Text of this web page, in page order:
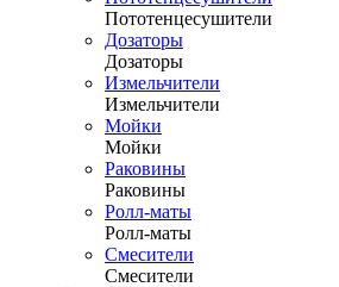
Пототенцесушители
Дозаторы
Дозаторы
Измельчители
Измельчители
Мойки
Мойки
Раковины
Раковины
Ролл-маты
Ролл-маты
Смесители
Смесители